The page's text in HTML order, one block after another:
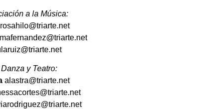
a la Música:
rosahilo@triarte.net
y Teatro:
alastra@triarte.net